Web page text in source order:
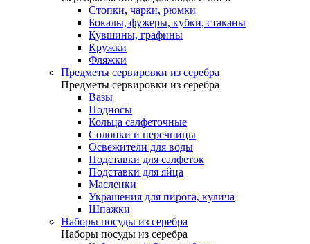
Стопки, чарки, рюмки
Бокалы, фужеры, кубки, стаканы
Кувшины, графины
Кружки
Фляжки
Предметы сервировки из серебра
Предметы сервировки из серебра
Вазы
Подносы
Кольца салфеточные
Солонки и перечницы
Освежители для воды
Подставки для салфеток
Подставки для яйца
Масленки
Украшения для пирога, кулича
Шпажки
Наборы посуды из серебра
Наборы посуды из серебра